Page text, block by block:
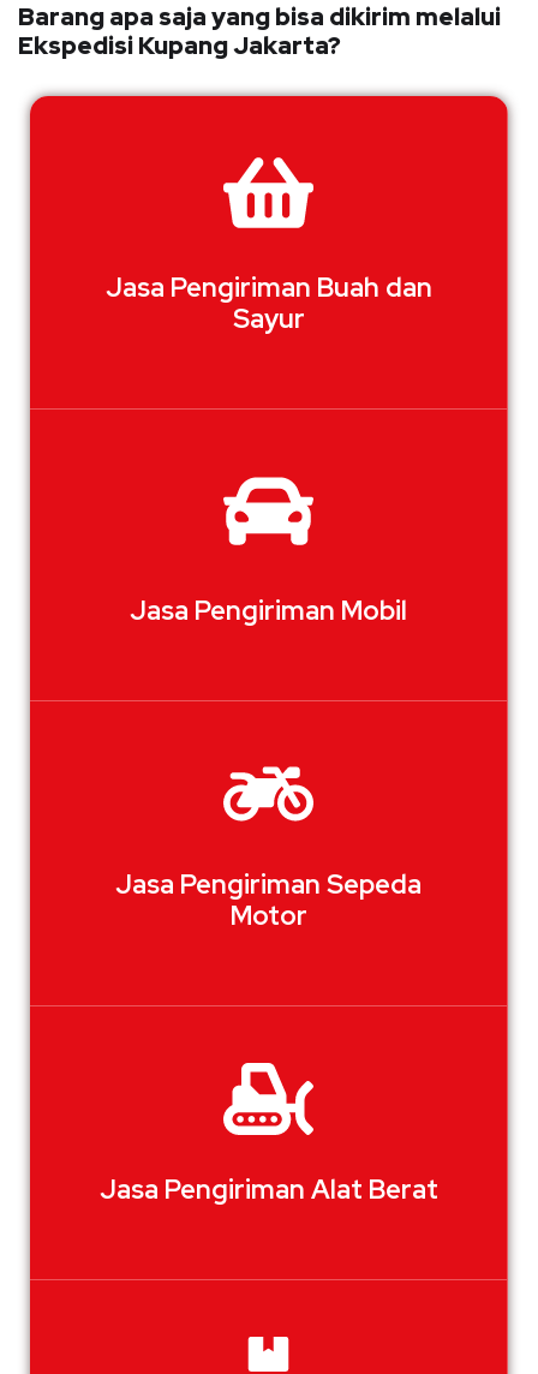
Barang apa saja yang bisa dikirim melalui
Ekspedisi Kupang Jakarta?
Jasa Pengiriman Buah dan
Sayur
Jasa Pengiriman Mobil
Jasa Pengiriman Sepeda
Motor
Jasa Pengiriman Alat Berat